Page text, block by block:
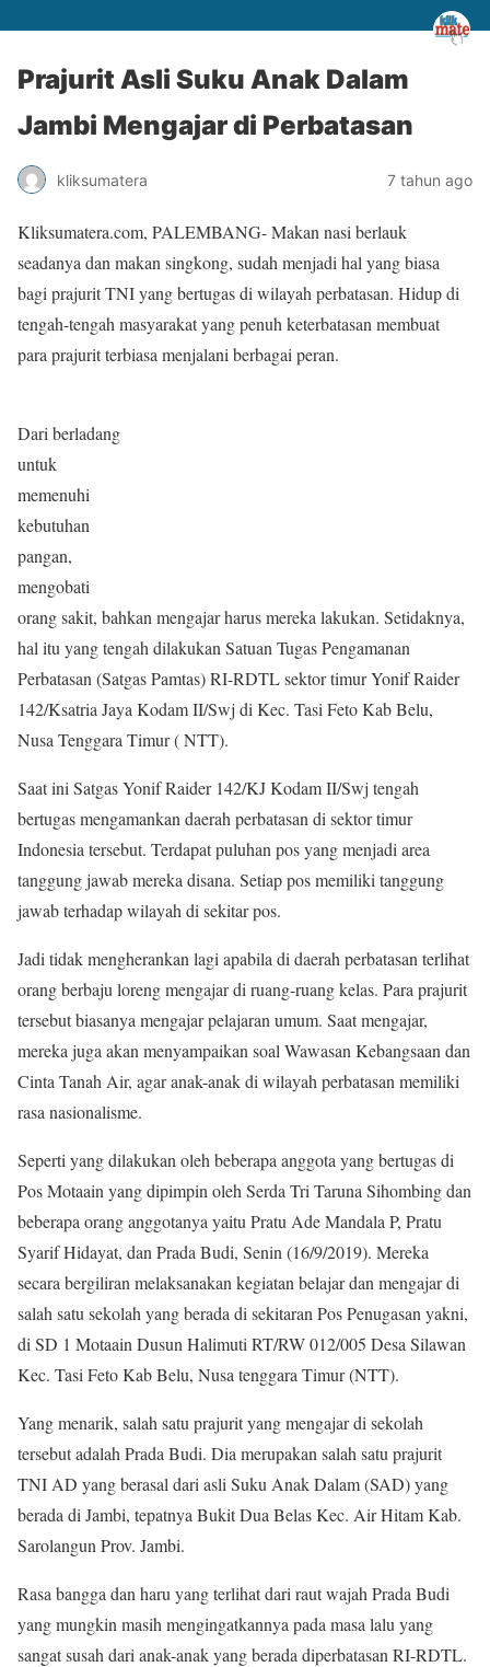
Prajurit Asli Suku Anak Dalam
Jambi Mengajar di Perbatasan
kliksumatera 7 tahun ago
Kliksumatera.com, PALEMBANG- Makan nasi berlauk
seadanya dan makan singkong, sudah menjadi hal yang biasa
bagi prajurit TNI yang bertugas di wilayah perbatasan. Hidup di
tengah-tengah masyarakat yang penuh keterbatasan membuat
para prajurit terbiasa menjalani berbagai peran.
Dari berladang
untuk
memenuhi
kebutuhan
pangan,
mengobati
orang sakit, bahkan mengajar harus mereka lakukan. Setidaknya,
hal itu yang tengah dilakukan Satuan Tugas Pengamanan
Perbatasan (Satgas Pamtas) RI-RDTL sektor timur Yonif Raider
142/Ksatria Jaya Kodam II/Swj di Kec. Tasi Feto Kab Belu,
Nusa Tenggara Timur ( NTT).
Saat ini Satgas Yonif Raider 142/KJ Kodam II/Swj tengah
bertugas mengamankan daerah perbatasan di sektor timur
Indonesia tersebut. Terdapat puluhan pos yang menjadi area
tanggung jawab mereka disana. Setiap pos memiliki tanggung
jawab terhadap wilayah di sekitar pos.
Jadi tidak mengherankan lagi apabila di daerah perbatasan terlihat
orang berbaju loreng mengajar di ruang-ruang kelas. Para prajurit
tersebut biasanya mengajar pelajaran umum. Saat mengajar,
mereka juga akan menyampaikan soal Wawasan Kebangsaan dan
Cinta Tanah Air, agar anak-anak di wilayah perbatasan memiliki
rasa nasionalisme.
Seperti yang dilakukan oleh beberapa anggota yang bertugas di
Pos Motaain yang dipimpin oleh Serda Tri Taruna Sihombing dan
beberapa orang anggotanya yaitu Pratu Ade Mandala P, Pratu
Syarif Hidayat, dan Prada Budi, Senin (16/9/2019). Mereka
secara bergiliran melaksanakan kegiatan belajar dan mengajar di
salah satu sekolah yang berada di sekitaran Pos Penugasan yakni,
di SD 1 Motaain Dusun Halimuti RT/RW 012/005 Desa Silawan
Kec. Tasi Feto Kab Belu, Nusa tenggara Timur (NTT).
Yang menarik, salah satu prajurit yang mengajar di sekolah
tersebut adalah Prada Budi. Dia merupakan salah satu prajurit
TNI AD yang berasal dari asli Suku Anak Dalam (SAD) yang
berada di Jambi, tepatnya Bukit Dua Belas Kec. Air Hitam Kab.
Sarolangun Prov. Jambi.
Rasa bangga dan haru yang terlihat dari raut wajah Prada Budi
yang mungkin masih mengingatkannya pada masa lalu yang
sangat susah dari anak-anak yang berada diperbatasan RI-RDTL.